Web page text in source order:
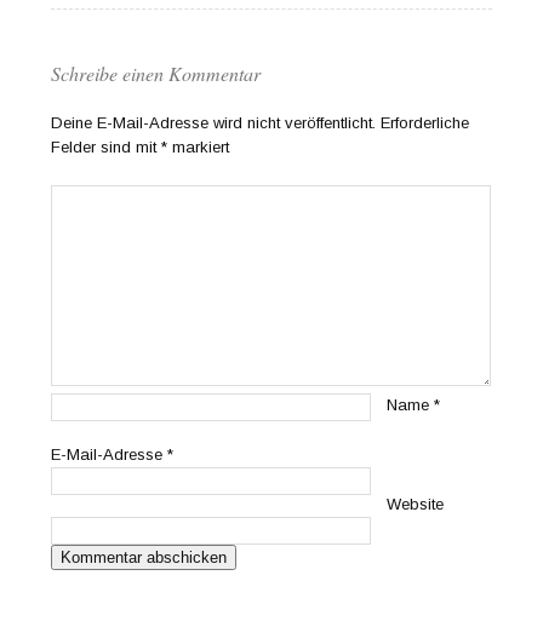
Schreibe einen Kommentar
Deine E-Mail-Adresse wird nicht veröffentlicht. Erforderliche
Felder sind mit* markiert
Name*
E-Mail-Adresse*
Website